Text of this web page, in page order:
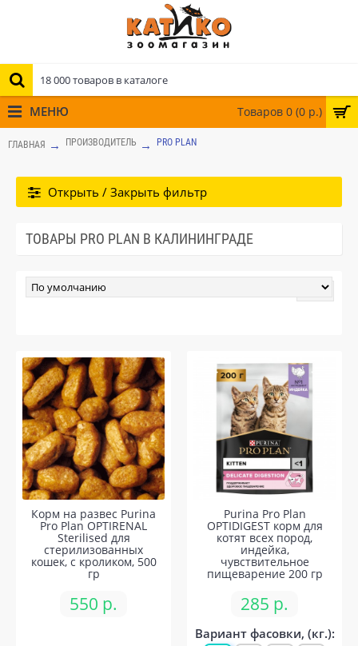
Товаров 0 (0 р.)
МЕНЮ
ГЛАВНАЯ ПРОИЗВОДИТЕЛЬ PRO PLAN
Открыть / Закрыть фильтр
ТОВАРЫ PRO PLAN В КАЛИНИНГРАДЕ
Корм на развес Purina
Pro Plan OPTIRENAL
Sterilised для
стерилизованных
кошек, с кроликом, 500
гр
550 р.
Purina Pro Plan
OPTIDIGEST корм для
котят всех пород,
индейка,
чувствительное
пищеварение 200 гр
285 р.
Вариант фасовки, (кг.):